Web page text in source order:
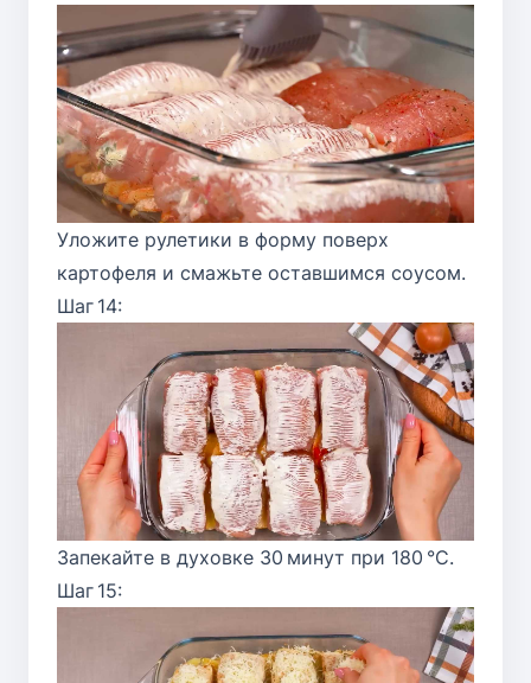
Уложите рулетики в форму поверх
картофеля и смажьте оставшимся соусом.
Шаг 14:
Запекайте в духовке 30 минут при 180 °C.
Шаг 15: